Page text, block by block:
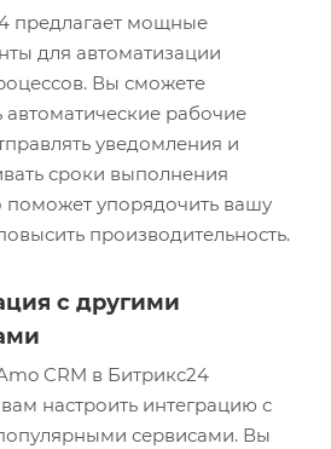
предлагает мощные
для автоматизации
Вы сможете
автоматические рабочие
уведомления и
сроки выполнения
поможет упорядочить вашу
производительность.
с другими
CRM в Битрикс24
настроить интеграцию с
сервисами. Вы